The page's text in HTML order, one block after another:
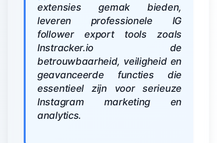
extensies gemak bieden,
leveren professionele IG
follower export tools zoals
Instracker.io de
betrouwbaarheid, veiligheid en
geavanceerde functies die
essentieel zijn voor serieuze
Instagram marketing en
analytics.